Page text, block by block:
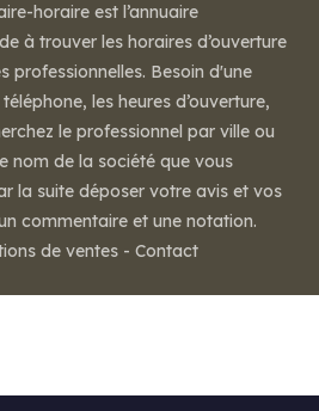
horaire est l’annuaire
à trouver les horaires d’ouverture
professionnelles. Besoin d'une
les heures d’ouverture,
le professionnel par ville ou
nom de la société que vous
la suite déposer votre avis et vos
commentaire et une notation.
de ventes - Contact